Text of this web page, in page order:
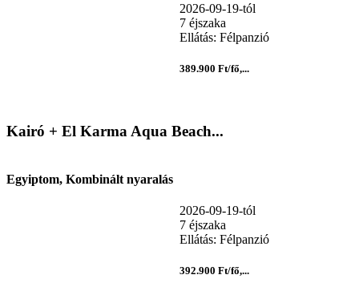
2026-09-19-tól
7 éjszaka
Ellátás: Félpanzió
389.900 Ft/fő,...
Kairó + El Karma Aqua Beach...
Egyiptom, Kombinált nyaralás
2026-09-19-tól
7 éjszaka
Ellátás: Félpanzió
392.900 Ft/fő,...